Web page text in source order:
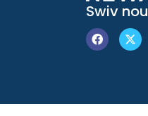
Swiv nou